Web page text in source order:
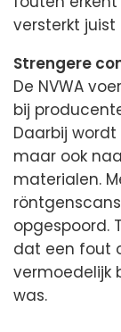
versterkt
Strengere
De NVWA
bij
Daarbij
maar ook
materialen.
opgespoord.
dat een fout
vermoedelijk
was.